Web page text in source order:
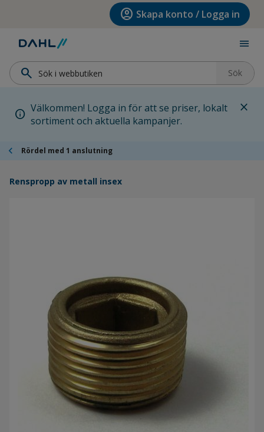
Hoppa till huvudinnehållet account_circle Skapa konto / Logga in
menu
search Sök
info Välkommen! Logga in för att se priser, lokalt
sortiment och aktuella kampanjer.
close
chevron_left Rördel med 1 anslutning
Renspropp av metall insex